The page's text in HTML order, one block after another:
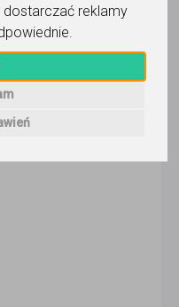
dostarczać reklamy
.